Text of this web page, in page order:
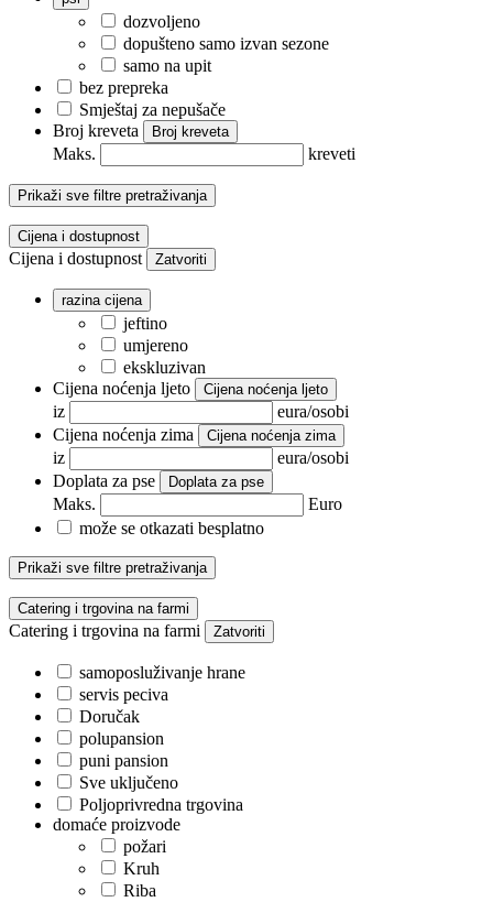
dozvoljeno
dopušteno samo izvan sezone
samo na upit
bez prepreka
Smještaj za nepušače
Broj kreveta
Broj kreveta
Maks. kreveti
Prikaži sve filtre pretraživanja
Cijena i dostupnost
Cijena i dostupnost Zatvoriti
razina cijena
jeftino
umjereno
ekskluzivan
Cijena noćenja ljeto
Cijena noćenja ljeto
iz
eura/osobi
Cijena noćenja zima
Cijena noćenja zima
iz
eura/osobi
Doplata za pse
Doplata za pse
Maks.
Euro
može se otkazati besplatno
Prikaži sve filtre pretraživanja
Catering i trgovina na farmi
Catering i trgovina na farmi Zatvoriti
samoposluživanje hrane
servis peciva
Doručak
polupansion
puni pansion
Sve uključeno
Poljoprivredna trgovina
domaće proizvode
požari
Kruh
Riba